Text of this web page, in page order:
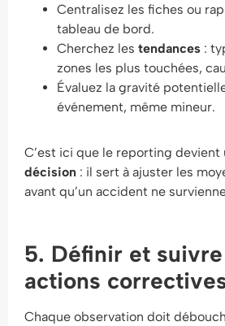
Centralisez les fiches ou
tableau de bord.
Cherchez les tendances :
zones les plus touchées,
Évaluez la gravité
événement, même mineur.
C’est ici que le reporting devient
décision : il sert à ajuster les
avant qu’un accident ne
5. Définir et
actions
Chaque observation doit